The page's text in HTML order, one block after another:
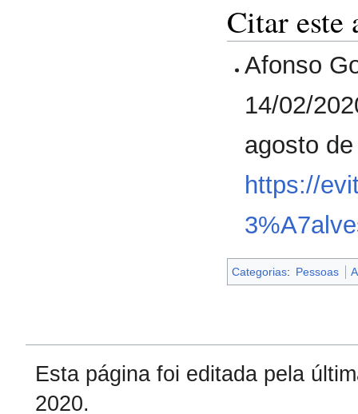
Citar este
Afonso
14/02/
agosto
https://
Categorias: Pessoas
Esta página foi editada pela
2020.